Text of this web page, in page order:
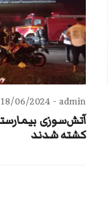
admin -
18/06/2024
کشته شدند